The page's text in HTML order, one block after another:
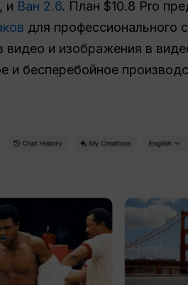
и Ван 2.6. План $10.8 Pro
для профессионального
видео и изображения в
и бесперебойное